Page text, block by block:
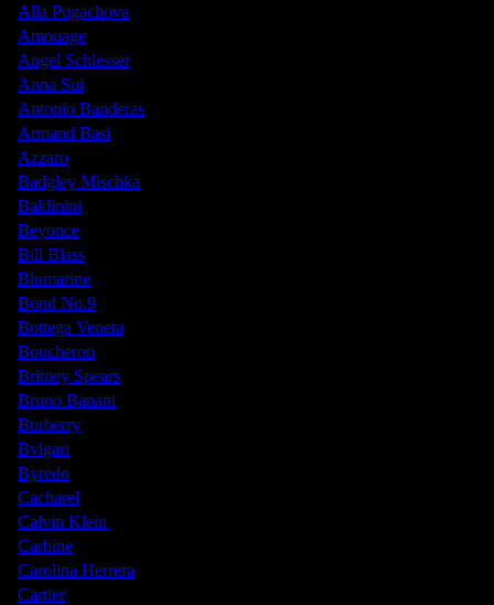
Alla Pugachova
Amouage
Angel Schlesser
Anna Sui
Antonio Banderas
Armand Basi
Azzaro
Badgley Mischka
Baldinini
Beyonce
Bill Blass
Blumarine
Bond No.9
Bottega Veneta
Boucheron
Britney Spears
Bruno Banani
Burberry
Bvlgari
Byredo
Cacharel
Calvin Klein
Carbine
Carolina Herrera
Cartier